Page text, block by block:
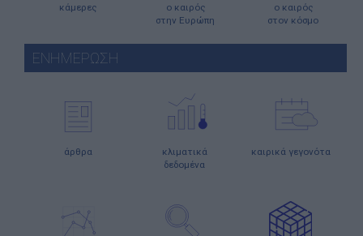
κάμερες
ο καιρός
στην Ευρώπη
ο καιρός
στον κόσμο
ΕΝΗΜΕΡΩΣΗ
άρθρα
κλιματικά
δεδομένα
καιρικά γεγονότα